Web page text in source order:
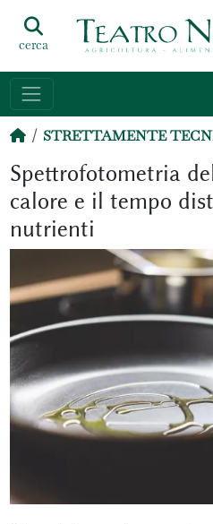
cerca
STRETTAMENTE
Spettrofotometria
calore e il tempo
nutrienti